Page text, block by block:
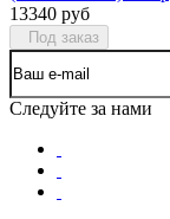
13340 руб
Под заказ
Следуйте за нами